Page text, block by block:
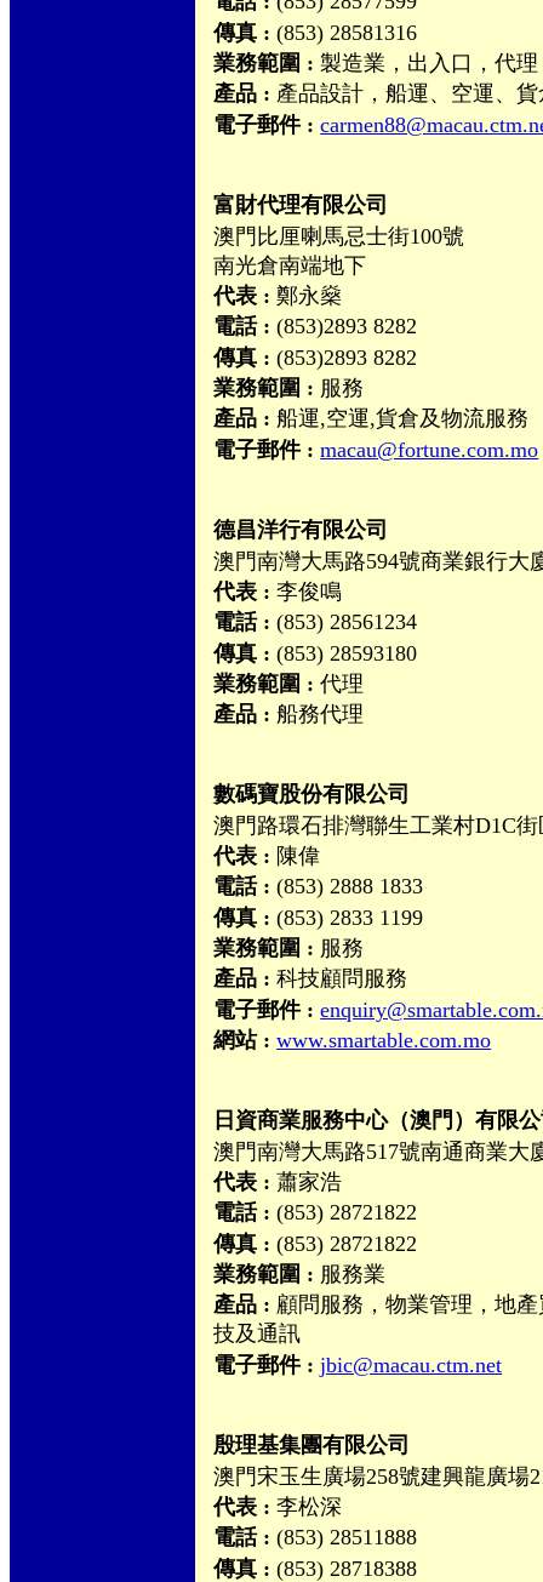
傳真 :(853) 28581316
業務範圍 : 製造業，出入口，代理
產品 : 產品設計，船運、空運、
電子郵件 :
富財代理有限公司
澳門比厘喇馬忌士街100號
南光倉南端地下
代表 :鄭永燊
電話 :(853)2893 8282
傳真 :(853)2893 8282
業務範圍 : 服務
產品 :船運,空運,貨倉及物流服務
電子郵件 :macau@fortune.com.mo
德昌洋行有限公司
澳門南灣大馬路594號商業銀行大
代表 :李俊鳴
電話 :(853) 28561234
傳真 :(853) 28593180
業務範圍 :代理
產品 :船務代理
數碼寶股份有限公司
澳門路環石排灣聯生工業村D1C街
代表 : 陳偉
電話 :(853) 2888 1833
傳真 :(853) 2833 1199
業務範圍 : 服務
產品 :科技顧問服務
電子郵件 :
網站 :www.smartable.com.mo
日資商業服務中心（澳門）有限
澳門南灣大馬路517號南通商業大
代表 :蕭家浩
電話 :(853) 28721822
傳真 :(853) 28721822
業務範圍 : 服務業
產品 : 顧問服務，物業管理，地
技及通訊
電子郵件 :jbic@macau.ctm.net
殷理基集團有限公司
澳門宋玉生廣場258號建興龍廣場
代表 :李松深
電話 :(853) 28511888
傳真 :(853) 28718388